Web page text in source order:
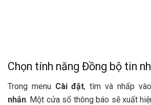
Chọn tính năng Đồng bộ tin
Trong menu Cài đặt, tìm và nhấp
nhắn. Một cửa sổ thông báo sẽ xuất